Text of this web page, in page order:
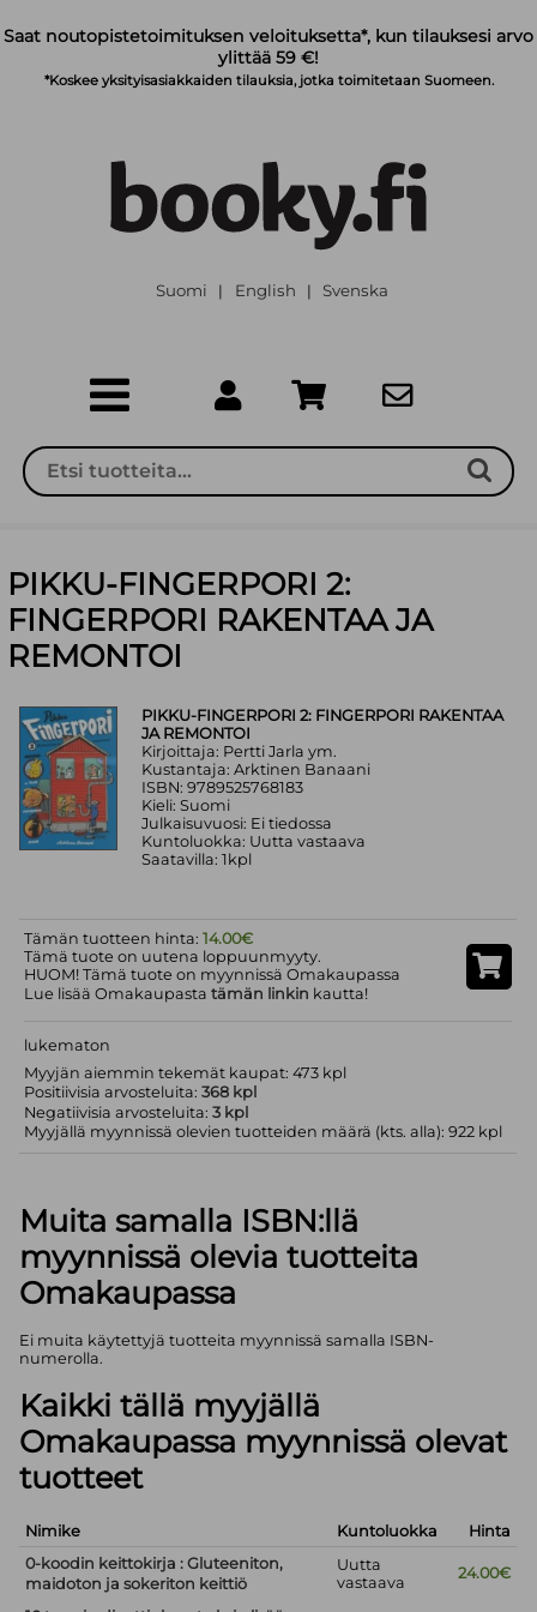
Saat noutopistetoimituksen veloituksetta*, kun tilauksesi arvo
ylittää 59 €!
*Koskee yksityisasiakkaiden tilauksia, jotka toimitetaan Suomeen.
Suomi | English | Svenska
PIKKU-FINGERPORI 2:
FINGERPORI RAKENTAA JA
REMONTOI
PIKKU-FINGERPORI 2: FINGERPORI RAKENTAA
JA REMONTOI
Kirjoittaja: Pertti Jarla ym.
Kustantaja: Arktinen Banaani
ISBN: 9789525768183
Kieli: Suomi
Julkaisuvuosi: Ei tiedossa
Kuntoluokka: Uutta vastaava
Saatavilla: 1kpl
Tämän tuotteen hinta:14.00€
Tämä tuote on uutena loppuunmyyty.
HUOM! Tämä tuote on myynnissä Omakaupassa
Lue lisää Omakaupastatämän linkin kautta!
lukematon
Myyjän aiemmin tekemät kaupat: 473 kpl
Positiivisia arvosteluita:368 kpl
Negatiivisia arvosteluita:3 kpl
Myyjällä myynnissä olevien tuotteiden määrä (kts. alla): 922 kpl
Muita samalla ISBN:llä
myynnissä olevia tuotteita
Omakaupassa
Ei muita käytettyjä tuotteita myynnissä samalla ISBN-
numerolla.
Kaikki tällä myyjällä
Omakaupassa myynnissä olevat
tuotteet
Nimike Kuntoluokka
Hinta
0-koodin keittokirja : Gluteeniton,
maidoton ja sokeriton keittiö
Uutta
vastaava
24.00€